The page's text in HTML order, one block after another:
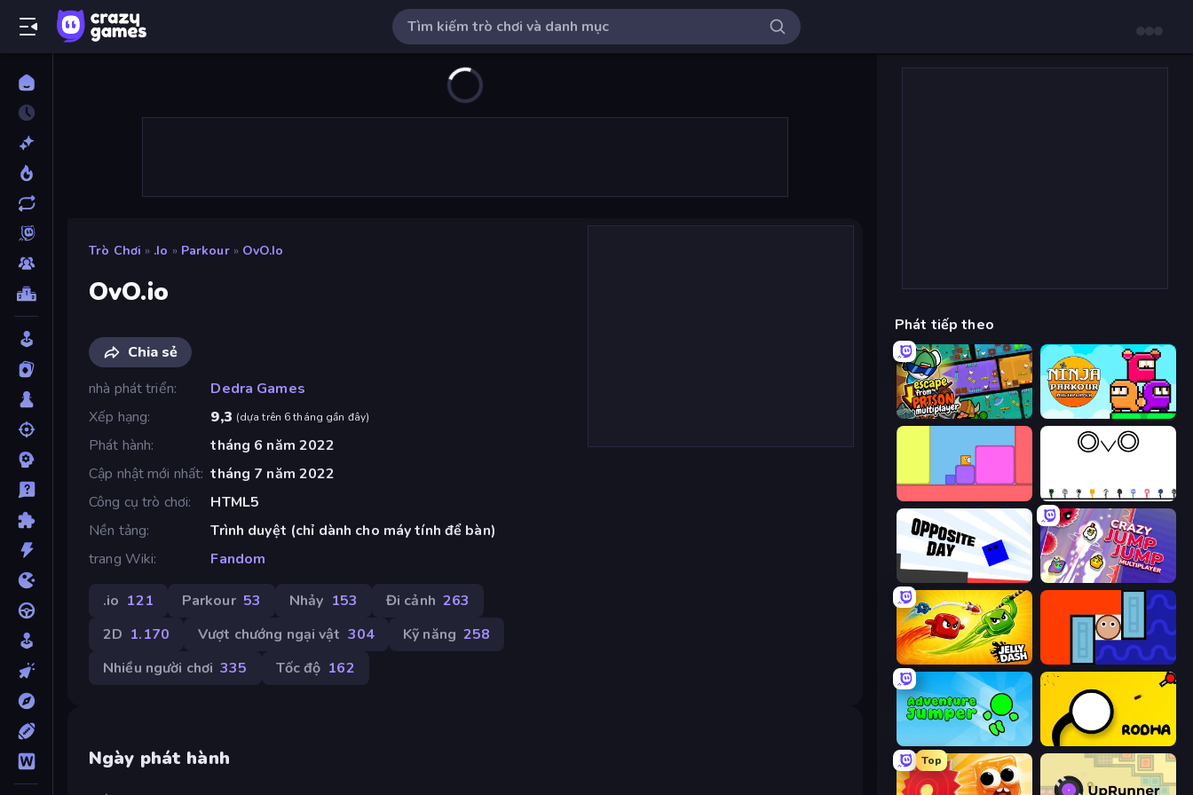
Trò Chơi » .io » Parkour » OvO.io
OvO.io
Chia sẻ
nhà phát triển
Dedra Games
Xếp hạng
9,3 (dựa trên 6 tháng gần đây)
Phát hành
tháng 6 năm 2022
Cập nhật mới nhất tháng 7 năm 2022
Công cụ trò chơi
HTML5
Nền tảng
Trình duyệt (chỉ dành cho máy tính để bàn)
trang Wiki
Fandom
.io 121 Parkour 53 Nhảy 153 Đi cảnh 263
2D 1.170 Vượt chướng ngại vật 304 Kỹ năng 258
Nhiều người chơi 335 Tốc độ 162
Ngày phát hành
Phát tiếp theo
Escape From Prison Multiplayer Ninja Parkour Multiplayer
OvO Game
Opposite Day Crazy Jump Jump Multiplayer
Jelly Dash Lava and Aqua
Adventure Jumper Rodha
Top